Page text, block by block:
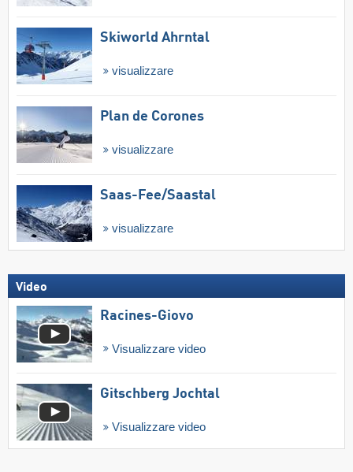
Skiworld Ahrntal
visualizzare
Plan de Corones
visualizzare
Saas-Fee/​Saastal
visualizzare
Video
Racines-Giovo
Visualizzare video
Gitschberg Jochtal
Visualizzare video